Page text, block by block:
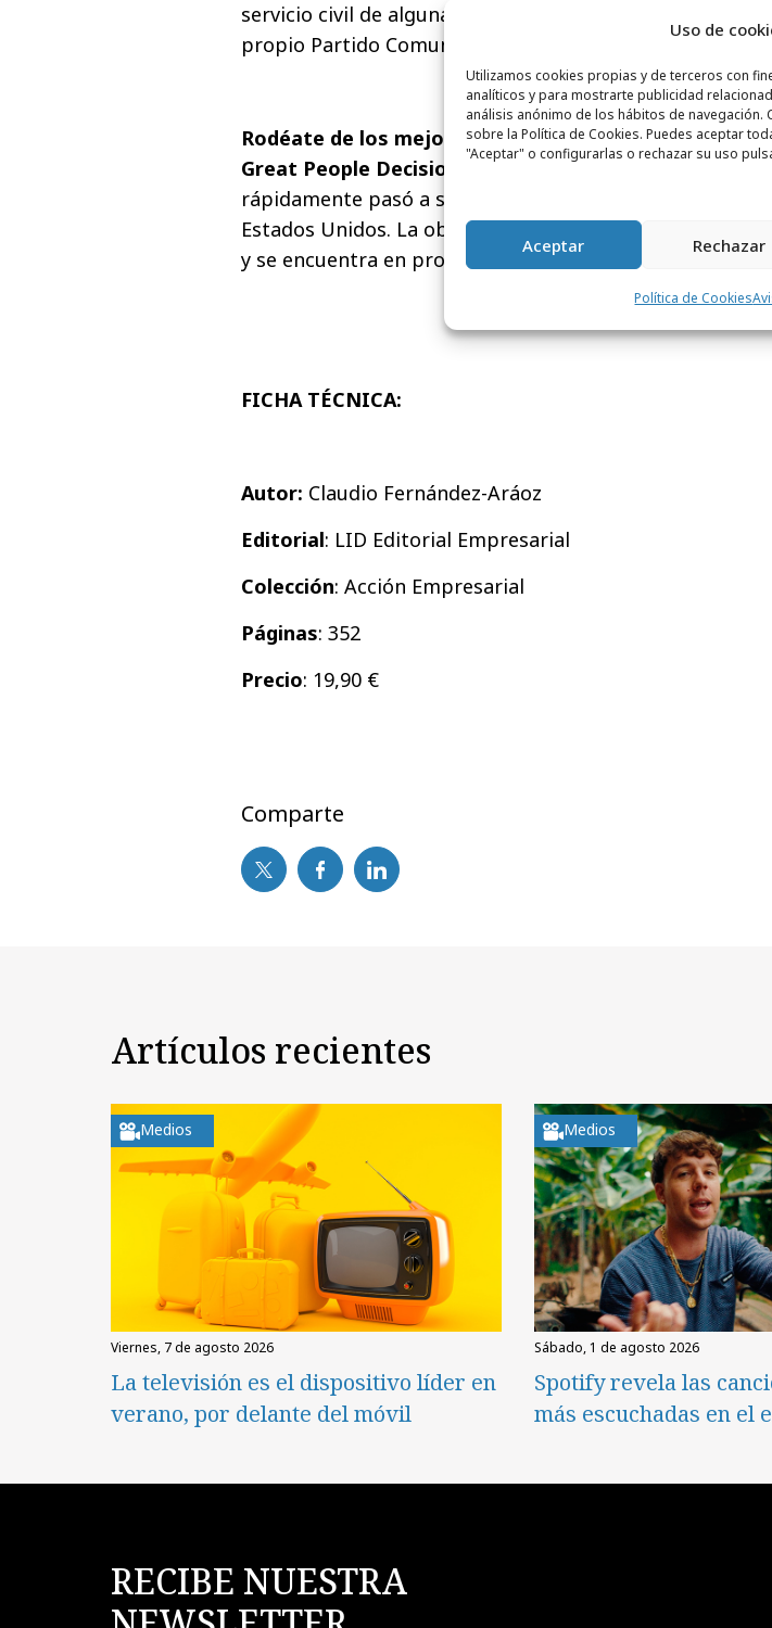
Uso de
Utilizamos cookies propias y de terceros con
analíticos y para mostrarte publicidad
análisis anónimo de los hábitos de navegación.
sobre la Política de Cookies. Puedes aceptar
"Aceptar" o configurarlas o rechazar su uso
Aceptar Rechazar
Política de Cookies
servicio civil de algunas de las naciones más avanzadas y
propio Partido Comunista Chino.
Rodéate de los mejoreses la edición española de su
Great People Decisions
, lanzado en junio del año
rápidamente pasó a ser uno de los títulos más vendidos
Estados Unidos. La obra ha sido traducida ya al chino y
y se encuentra en proceso de traducción a numerosos
FICHA TÉCNICA:
Autor: Claudio Fernández-Aráoz
Editorial: LID Editorial Empresarial
Colección: Acción Empresarial
Páginas: 352
Precio: 19,90 €
Comparte
Artículos recientes
Medios
viernes, 7 de agosto 2026
La televisión es el dispositivo líder en
verano, por delante del móvil
Medios
sábado, 1 de agosto 2026
Spotify revela las
más escuchadas en el
RECIBE NUESTRA